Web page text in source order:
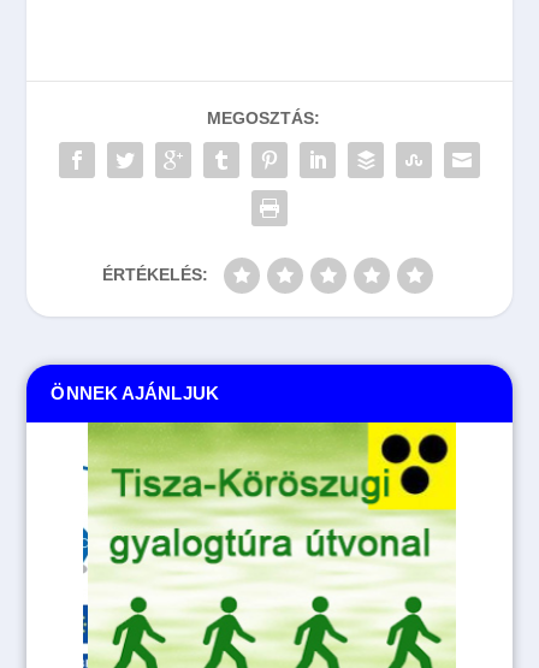
MEGOSZTÁS:
ÉRTÉKELÉS:
ÖNNEK AJÁNLJUK